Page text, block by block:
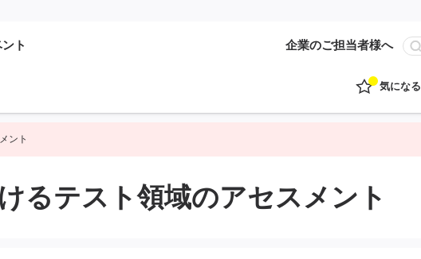
ト 企業のご担当者様へ
気になる
ント
るテスト領域のアセスメント